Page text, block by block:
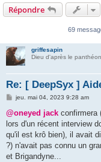
Répondre
69
griffesapin
Dieu d'après le panthéon
Re: [ DeepSyx ]
M
s
a
g
jeu. mai 04, 2023 9:28 am
@oneyed jack confirmera
lors d'un récent interview
qu'il est krô bien), il avait
?) n'avait pas connu un
et Brigandyne...